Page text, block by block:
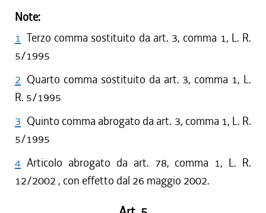
Note:
1 Terzo comma sostituito da art. 3, comma 1, L. R.
5/1995
2 Quarto comma sostituito da art. 3, comma 1, L.
R. 5/1995
3 Quinto comma abrogato da art. 3, comma 1, L. R.
5/1995
4 Articolo abrogato da art. 78, comma 1, L. R.
12/2002 , con effetto dal 26 maggio 2002.